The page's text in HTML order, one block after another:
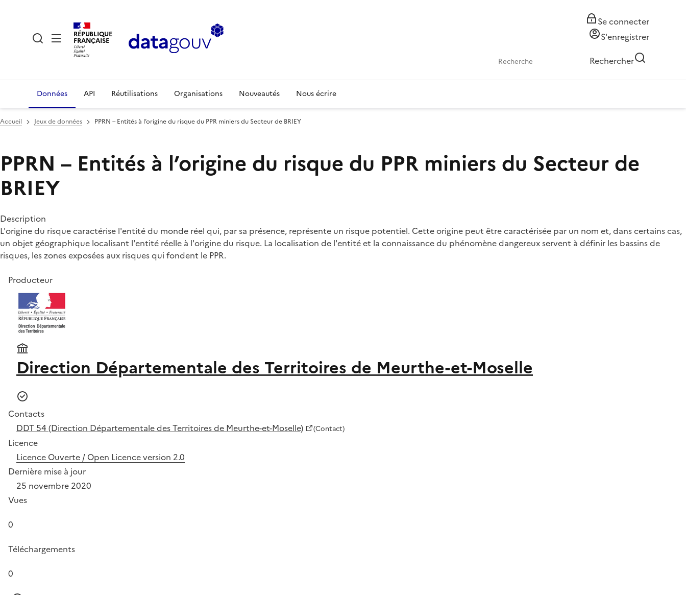
RÉPUBLIQUE
FRANÇAISE
Se connecter
S'enregistrer
Rechercher
Données API Réutilisations Organisations Nouveautés Nous écrire
Accueil Jeux de données PPRN – Entités à l’origine du risque du PPR miniers du Secteur de BRIEY
PPRN – Entités à l’origine du risque du PPR miniers du Secteur de
BRIEY
Description
L'origine du risque caractérise l'entité du monde réel qui, par sa présence, représente un risque potentiel. Cette origine peut être caractérisée par un nom et, dans certains cas,
un objet géographique localisant l'entité réelle à l'origine du risque. La localisation de l'entité et la connaissance du phénomène dangereux servent à définir les bassins de
risques, les zones exposées aux risques qui fondent le PPR.
Producteur
Direction Départementale des Territoires de Meurthe-et-Moselle
Contacts
DDT 54 (Direction Départementale des Territoires de Meurthe-et-Moselle)
(Contact)
Licence
Licence Ouverte / Open Licence version 2.0
Dernière mise à jour
25 novembre 2020
Vues
0
Téléchargements
0